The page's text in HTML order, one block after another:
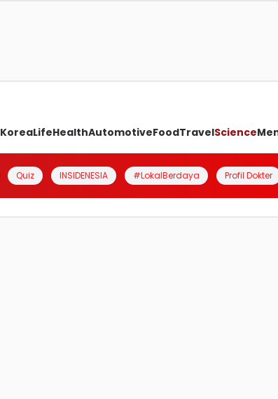
KoreaLifeHealthAutomotiveFoodTravelScience
Quiz INSIDENESIA #LokalBerdaya Profil Dokter